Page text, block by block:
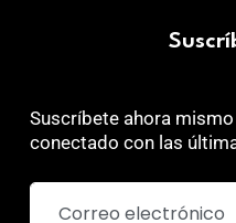
Suscríbete ahora
conectado con las